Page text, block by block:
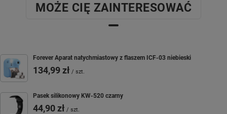
MOŻE CIĘ ZAINTERESOWAĆ
Forever Aparat natychmiastowy z flaszem ICF-03 niebieski
134,99 zł / szt.
Pasek silikonowy KW-520 czarny
44,90 zł / szt.